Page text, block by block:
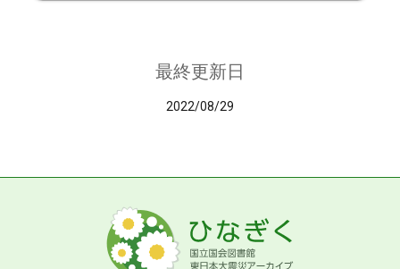
最終更新日
2022/08/29